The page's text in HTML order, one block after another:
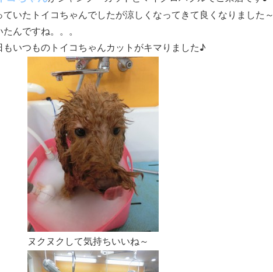
いたトイコちゃんでしたが涼しくなってきて良くなりました～
んですね。。。
いつものトイコちゃんカットがキマりました♪
ヌクヌクして気持ちいいね～